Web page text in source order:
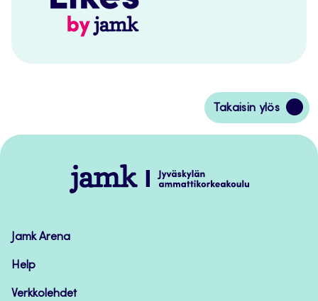
Takaisin ylös
Siirry
takaisin
Jamk
–
Jamk Arena
Help
Verkkolehdet